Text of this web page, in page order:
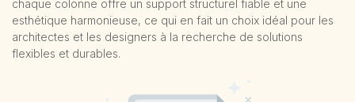
chaque colonne offre un support structurel fiable et une
esthétique harmonieuse, ce qui en fait un choix idéal pour les
architectes et les designers à la recherche de solutions
flexibles et durables.